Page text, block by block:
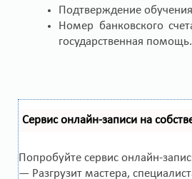
Подтверждение
Номер банковского
государственная
Сервис онлайн-записи на
Попробуйте сервис онлайн-
— Разгрузит мастера,